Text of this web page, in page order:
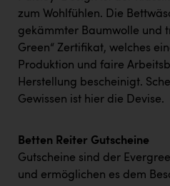
zum Wohlfühlen. Die
gekämmter Baumwolle und
Green“ Zertifikat, welches
Produktion und faire
Herstellung bescheinigt.
Gewissen ist hier die Devise.
Betten Reiter Gutscheine
Gutscheine sind der
und ermöglichen es dem